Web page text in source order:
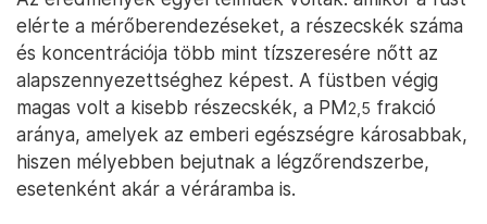
elérte a mérőberendezéseket, a részecskék száma
és koncentrációja több mint tízszeresére nőtt az
alapszennyezettséghez képest. A füstben végig
magas volt a kisebb részecskék, a PM2,5 frakció
aránya, amelyek az emberi egészségre károsabbak,
hiszen mélyebben bejutnak a légzőrendszerbe,
esetenként akár a véráramba is.